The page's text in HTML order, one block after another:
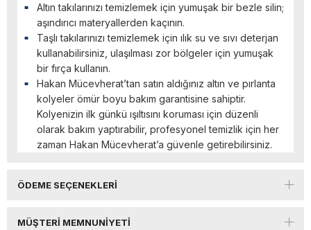
Altın takılarınızı temizlemek için yumuşak bir bezle silin;
aşındırıcı materyallerden kaçının.
Taşlı takılarınızı temizlemek için ılık su ve sıvı deterjan
kullanabilirsiniz, ulaşılması zor bölgeler için yumuşak
bir fırça kullanın.
Hakan Mücevherat’tan satın aldığınız altın ve pırlanta
kolyeler ömür boyu bakım garantisine sahiptir.
Kolyenizin ilk günkü ışıltısını koruması için düzenli
olarak bakım yaptırabilir, profesyonel temizlik için her
zaman Hakan Mücevherat’a güvenle getirebilirsiniz.
ÖDEME SEÇENEKLERI
MÜŞTERI MEMNUNIYETI